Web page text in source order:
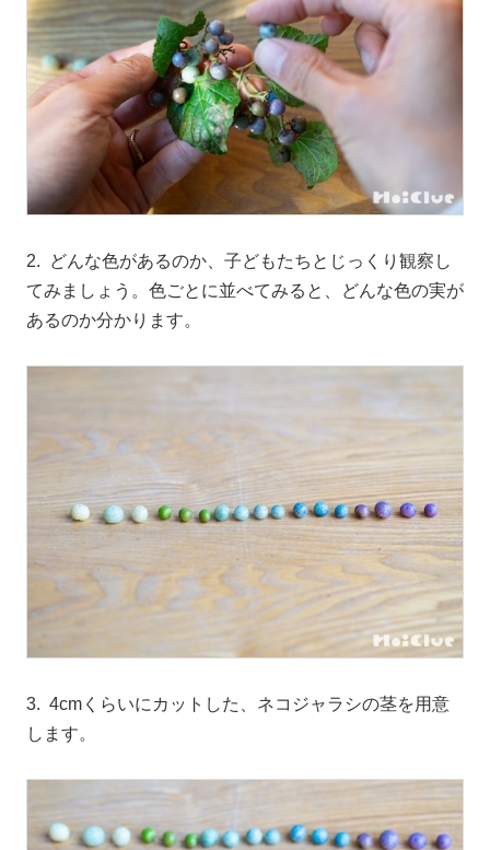
2. どんな色があるのか、子どもたちとじっくり観察し
てみましょう。色ごとに並べてみると、どんな色の実が
あるのか分かります。
3. 4cmくらいにカットした、ネコジャラシの茎を用意
します。